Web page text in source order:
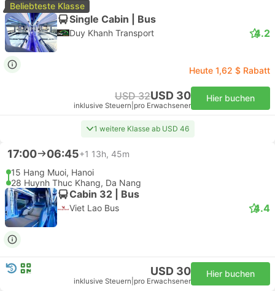
Beliebteste Klasse
Single Cabin | Bus
Duy Khanh Transport 4.2
Heute 1,62 $ Rabatt
USD 32USD 30
inklusive Steuern pro Erwachsener
Hier buchen
1 weitere Klasse ab USD 46
17:00 06:45+1 13h, 45m
15 Hang Muoi, Hanoi
28 Huynh Thuc Khang, Da Nang
Cabin 32 | Bus
Viet Lao Bus 4.4
USD 30
inklusive Steuern pro Erwachsener
Hier buchen